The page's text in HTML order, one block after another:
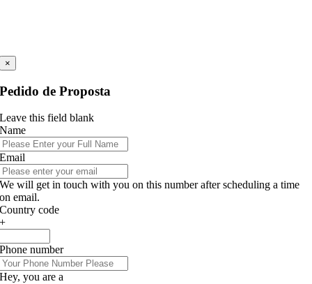
×
Pedido de Proposta
Leave this field blank
Name
Email
We will get in touch with you on this number after scheduling a time
on email.
Country code
+
Phone number
Hey, you are a